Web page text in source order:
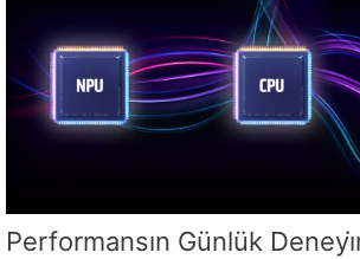
Performansın Günlük